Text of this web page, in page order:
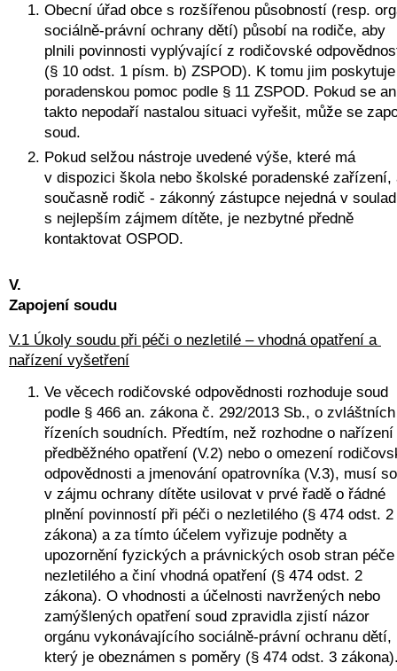
Obecní úřad obce s rozšířenou působností (resp.
sociálně-právní ochrany dětí) působí na rodiče, aby
plnili povinnosti vyplývající z rodičovské
(§ 10 odst. 1 písm. b) ZSPOD). K tomu jim
poradenskou pomoc podle § 11 ZSPOD. Pokud se
takto nepodaří nastalou situaci vyřešit, může se
soud.
Pokud selžou nástroje uvedené výše, které má
v dispozici škola nebo školské poradenské zařízení,
současně rodič - zákonný zástupce nejedná v
s nejlepším zájmem dítěte, je nezbytné předně
kontaktovat OSPOD.
V.
Zapojení soudu
V.1 Úkoly soudu při péči o nezletilé – vhodná opatření a
nařízení vyšetření
Ve věcech rodičovské odpovědnosti rozhoduje soud
podle § 466 an. zákona č. 292/2013 Sb., o zvláštních
řízeních soudních. Předtím, než rozhodne o nařízení
předběžného opatření (V.2) nebo o omezení
odpovědnosti a jmenování opatrovníka (V.3), musí
v zájmu ochrany dítěte usilovat v prvé řadě o řádné
plnění povinností při péči o nezletilého (§ 474 odst. 2
zákona) a za tímto účelem vyřizuje podněty a
upozornění fyzických a právnických osob stran
nezletilého a činí vhodná opatření (§ 474 odst. 2
zákona). O vhodnosti a účelnosti navržených nebo
zamýšlených opatření soud zpravidla zjistí názor
orgánu vykonávajícího sociálně-právní ochranu dětí,
který je obeznámen s poměry (§ 474 odst. 3